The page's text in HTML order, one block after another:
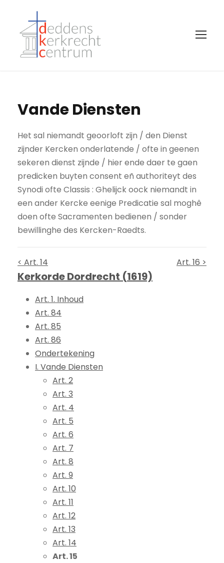
Vande Diensten
Het sal niemandt geoorloft zijn / den Dienst
zijnder Kercken onderlatende / ofte in geenen
sekeren dienst zijnde / hier ende daer te gaen
predicken buyten consent eñ authoriteyt des
Synodi ofte Classis : Ghelijck oock niemandt in
een ander Kercke eenige Predicatie sal moghê
doen ofte Sacramenten bedienen / sonder
bewillinghe des Kercken-Raedts.
< Art. 14 Art. 16 >
Kerkorde Dordrecht (1619)
Art. 1. Inhoud
Art. 84
Art. 85
Art. 86
Ondertekening
I. Vande Diensten
Art. 2
Art. 3
Art. 4
Art. 5
Art. 6
Art. 7
Art. 8
Art. 9
Art. 10
Art. 11
Art. 12
Art. 13
Art. 14
Art. 15